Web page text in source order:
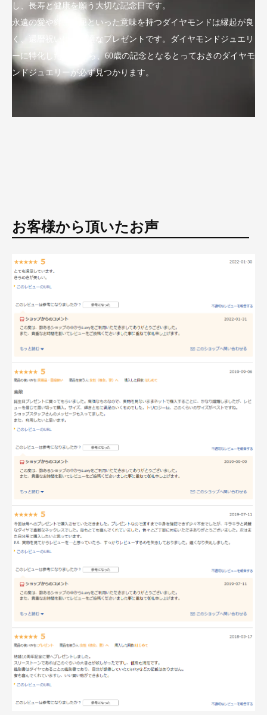
し、長寿と健康を願う大切な記念日です。
永遠の愛や絆、不屈といった意味を持つダイヤモンドは縁起が良
く、還暦祝いにも最適なプレゼントです。ダイヤモンドジュエリ
ーに特化したLuxyなら、60歳の記念となるとっておきのダイヤモ
ンドジュエリーが必ず見つかります。
お客様から頂いたお声